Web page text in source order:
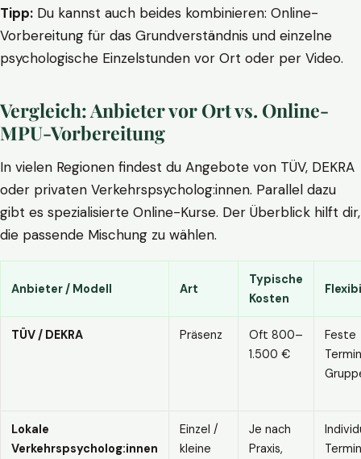
Tipp: Du kannst auch beides kombinieren: Online-
Vorbereitung für das Grundverständnis und einzelne
psychologische Einzelstunden vor Ort oder per Video.
Vergleich: Anbieter vor Ort vs. Online-
MPU-Vorbereitung
In vielen Regionen findest du Angebote von TÜV, DEKRA
oder privaten Verkehrspsycholog:innen. Parallel dazu
gibt es spezialisierte Online-Kurse. Der Überblick hilft dir,
die passende Mischung zu wählen.
Anbieter / Modell Art
Typische
Kosten
TÜV / DEKRA Präsenz
Oft 800–
1.500 €
Feste
Lokale
Verkehrspsycholog:innen
Einzel /
kleine
Je nach
Praxis,